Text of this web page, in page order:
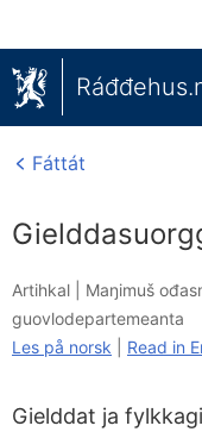
Fáttát
Artihkal | Maŋimuš
guovlodepartemeanta
Les på norsk
Read in
Gielddat ja